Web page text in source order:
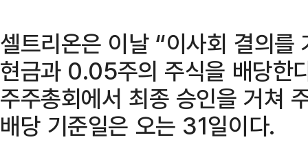
셀트리온은 이날 “이사회 결의
현금과 0.05주의 주식을 배당한
주주총회에서 최종 승인을 거쳐
배당 기준일은 오는 31일이다.